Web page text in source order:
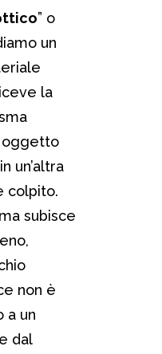
” o
un
la
oggetto
in un’altra
colpito.
subisce
non è
a un
dal